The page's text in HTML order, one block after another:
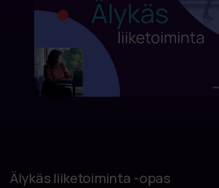
Älykäs liiketoiminta -opas